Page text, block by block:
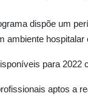
dispõe um
ambiente
para 2022
aptos a